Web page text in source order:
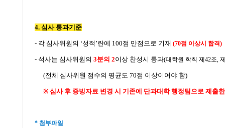
4. 심사 통과기준
- 각 심사위원의 ‘성적 ’란에 100점 만점으로 기재 (70점 이상시 합격)
- 석사는 심사위원의 3분의 2이상 찬성시 통과(대학원 학칙 제 42조,
(전체 심사위원 점수의 평균도 70점 이상이어야 함)
※ 심사 후 증빙자료 변경 시 기존에 단과대학 행정팀으로 제출
* 첨부파일